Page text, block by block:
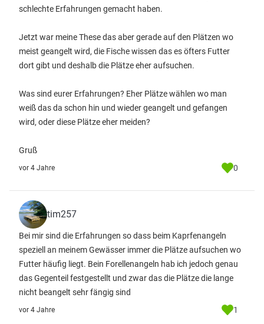
schlechte Erfahrungen gemacht haben.
Jetzt war meine These das aber gerade auf den Plätzen wo
meist geangelt wird, die Fische wissen das es öfters Futter
dort gibt und deshalb die Plätze eher aufsuchen.
Was sind eurer Erfahrungen? Eher Plätze wählen wo man
weiß das da schon hin und wieder geangelt und gefangen
wird, oder diese Plätze eher meiden?
Gruß
vor 4 Jahre 0
tim257
Bei mir sind die Erfahrungen so dass beim Kaprfenangeln
speziell an meinem Gewässer immer die Plätze aufsuchen wo
Futter häufig liegt. Bein Forellenangeln hab ich jedoch genau
das Gegenteil festgestellt und zwar das die Plätze die lange
nicht beangelt sehr fängig sind
vor 4 Jahre 1